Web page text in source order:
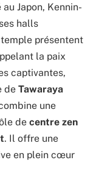
Japon, Kennin-
halls
présentent
la paix
captivantes,
de Tawaraya
une
de centre zen
. Il offre une
en plein cœur